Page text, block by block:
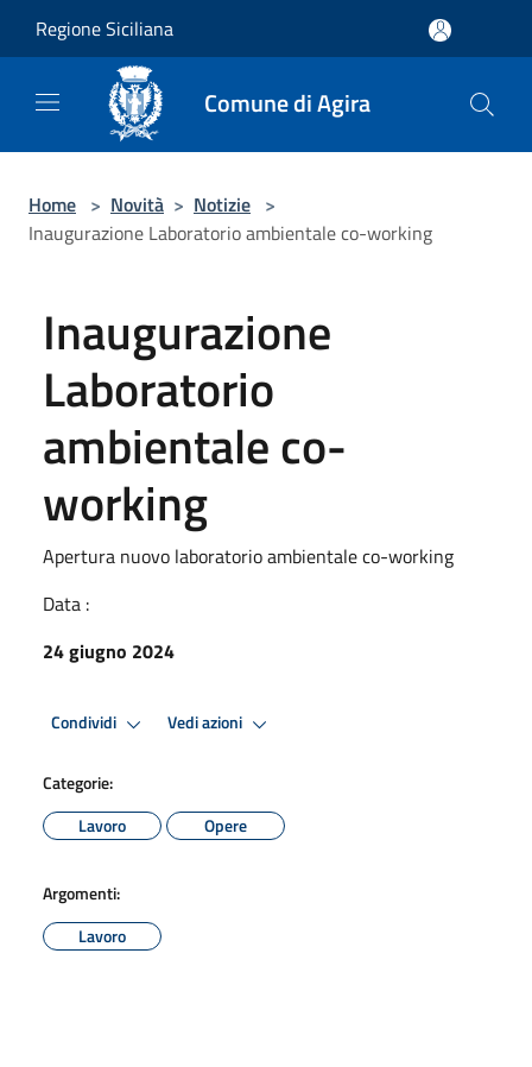
Regione Siciliana
Comune di Agira
Home > Novità > Notizie >
Inaugurazione Laboratorio ambientale co-working
Inaugurazione
Laboratorio
ambientale co-
working
Apertura nuovo laboratorio ambientale co-working
Data :
24 giugno 2024
Condividi Vedi azioni
Categorie:
Lavoro
Opere
Argomenti:
Lavoro